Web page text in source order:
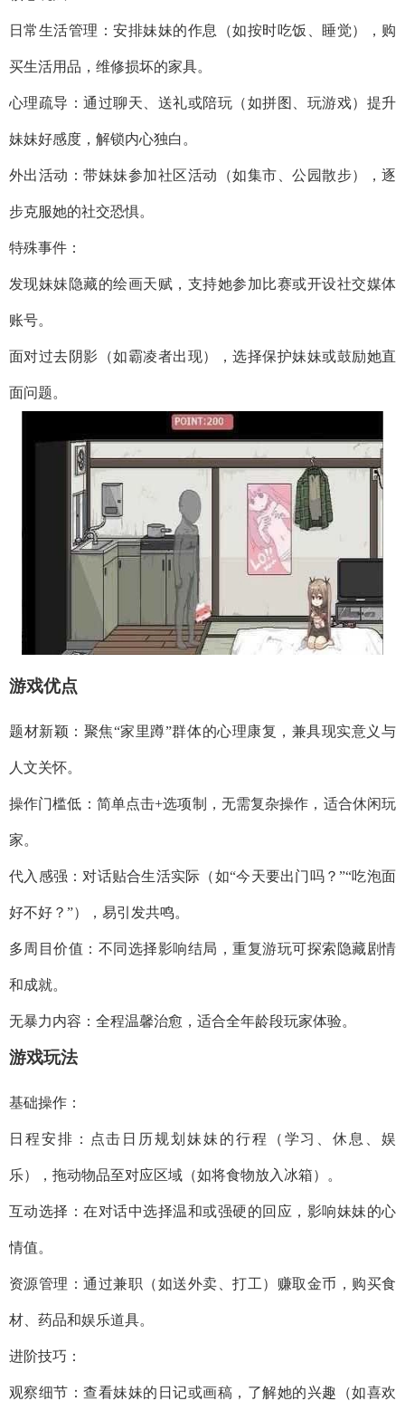
日常生活管理：安排妹妹的作息（如按时吃饭、睡觉），购
买生活用品，维修损坏的家具。
心理疏导：通过聊天、送礼或陪玩（如拼图、玩游戏）提升
妹妹好感度，解锁内心独白。
外出活动：带妹妹参加社区活动（如集市、公园散步），逐
步克服她的社交恐惧。
特殊事件：
发现妹妹隐藏的绘画天赋，支持她参加比赛或开设社交媒体
账号。
面对过去阴影（如霸凌者出现），选择保护妹妹或鼓励她直
面问题。
游戏优点
题材新颖：聚焦“家里蹲”群体的心理康复，兼具现实意义与
人文关怀。
操作门槛低：简单点击+选项制，无需复杂操作，适合休闲玩
家。
代入感强：对话贴合生活实际（如“今天要出门吗？”“吃泡面
好不好？”），易引发共鸣。
多周目价值：不同选择影响结局，重复游玩可探索隐藏剧情
和成就。
无暴力内容：全程温馨治愈，适合全年龄段玩家体验。
游戏玩法
基础操作：
日程安排：点击日历规划妹妹的行程（学习、休息、娱
乐），拖动物品至对应区域（如将食物放入冰箱）。
互动选择：在对话中选择温和或强硬的回应，影响妹妹的心
情值。
资源管理：通过兼职（如送外卖、打工）赚取金币，购买食
材、药品和娱乐道具。
进阶技巧：
观察细节：查看妹妹的日记或画稿，了解她的兴趣（如喜欢